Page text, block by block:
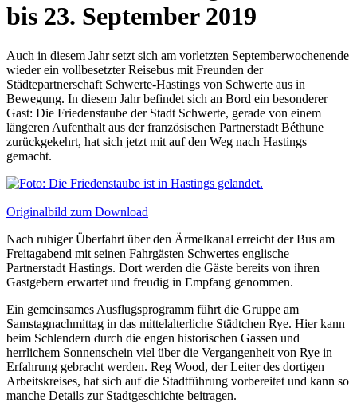
bis 23. September 2019
Auch in diesem Jahr setzt sich am vorletzten Septemberwochenende
wieder ein vollbesetzter Reisebus mit Freunden der
Städtepartnerschaft Schwerte-Hastings von Schwerte aus in
Bewegung. In diesem Jahr befindet sich an Bord ein besonderer
Gast: Die Friedenstaube der Stadt Schwerte, gerade von einem
längeren Aufenthalt aus der französischen Partnerstadt Béthune
zurückgekehrt, hat sich jetzt mit auf den Weg nach Hastings
gemacht.
Originalbild zum Download
Nach ruhiger Überfahrt über den Ärmelkanal erreicht der Bus am
Freitagabend mit seinen Fahrgästen Schwertes englische
Partnerstadt Hastings. Dort werden die Gäste bereits von ihren
Gastgebern erwartet und freudig in Empfang genommen.
Ein gemeinsames Ausflugsprogramm führt die Gruppe am
Samstagnachmittag in das mittelalterliche Städtchen Rye. Hier kann
beim Schlendern durch die engen historischen Gassen und
herrlichem Sonnenschein viel über die Vergangenheit von Rye in
Erfahrung gebracht werden. Reg Wood, der Leiter des dortigen
Arbeitskreises, hat sich auf die Stadtführung vorbereitet und kann so
manche Details zur Stadtgeschichte beitragen.